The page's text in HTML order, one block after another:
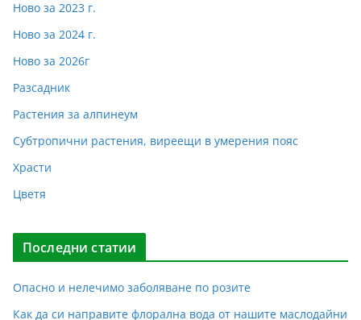
Ново за 2023 г.
Ново за 2024 г.
Ново за 2026г
Разсадник
Растения за алпинеум
Субтропични растения, виреещи в умерения пояс
Храсти
Цветя
Последни статии
Опасно и нелечимо заболяване по розите
Как да си направите флорална вода от нашите маслодайни